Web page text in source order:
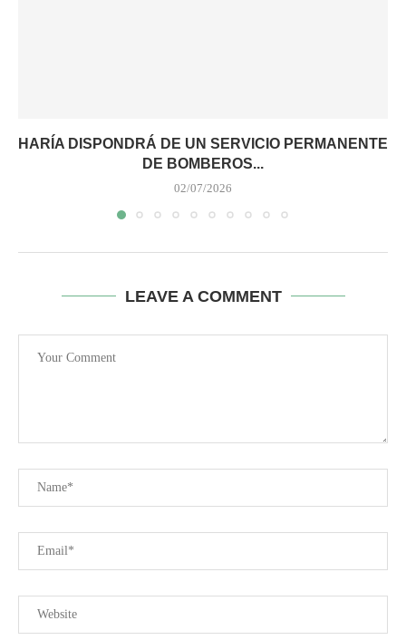
HARÍA DISPONDRÁ DE UN SERVICIO PERMANENTE
DE BOMBEROS...
02/07/2026
LEAVE A COMMENT